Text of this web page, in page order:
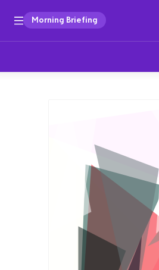
Morning Briefing